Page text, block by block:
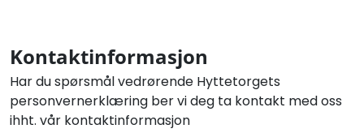
Kontaktinformasjon
Har du spørsmål vedrørende Hyttetorgets
personvernerklæring ber vi deg ta kontakt med oss
ihht. vår kontaktinformasjon